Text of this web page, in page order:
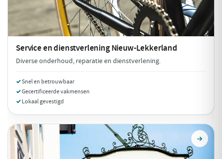
Service en dienstverleningNieuw-Lekkerland
Diverse onderhoud, reparatie en dienstverlening.
Snel en betrouwbaar
Gecertificeerde vakmensen
Lokaal gevestigd